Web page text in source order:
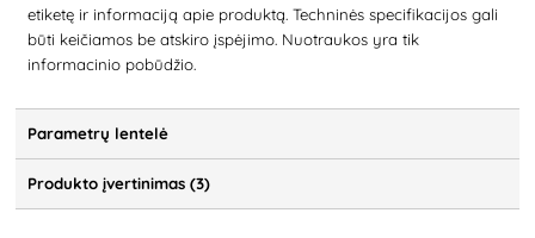
etiketę ir informaciją apie produktą. Techninės specifikacijos gali
būti keičiamos be atskiro įspėjimo. Nuotraukos yra tik
informacinio pobūdžio.
Parametrų lentelė
Produkto įvertinimas (3)